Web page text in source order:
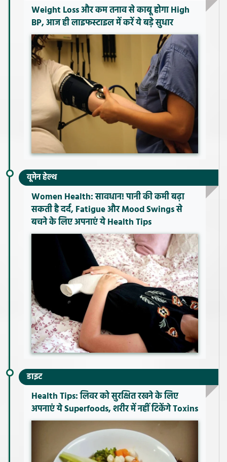
Weight Loss और कम तनाव से काबू होगा High
BP, आज ही लाइफस्टाइल में करें ये बड़े सुधार
वूमेन हेल्थ
Women Health: सावधान! पानी की कमी बढ़ा
सकती है दर्द, Fatigue और Mood Swings से
बचने के लिए अपनाएं ये Health Tips
डाइट
Health Tips: लिवर को सुरक्षित रखने के लिए
अपनाएं ये Superfoods, शरीर में नहीं टिकेंगे Toxins